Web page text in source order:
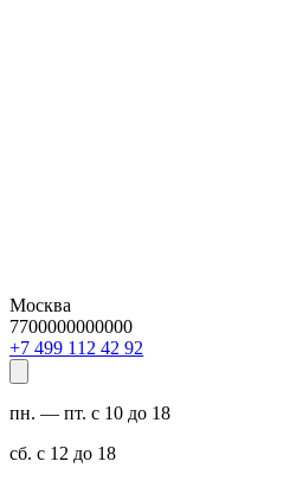
Москва
7700000000000
29 24 211 994 7+
пн. — пт. с 10 до 18
сб. с 12 до 18